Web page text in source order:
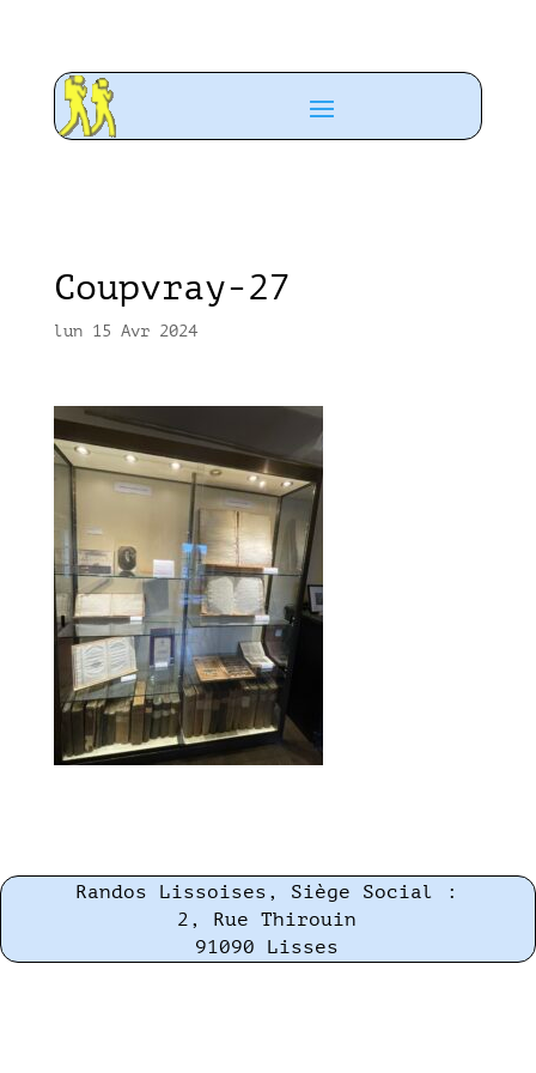
Coupvray-27
lun 15 Avr 2024
Randos Lissoises, Siège Social :
2, Rue Thirouin
91090 Lisses